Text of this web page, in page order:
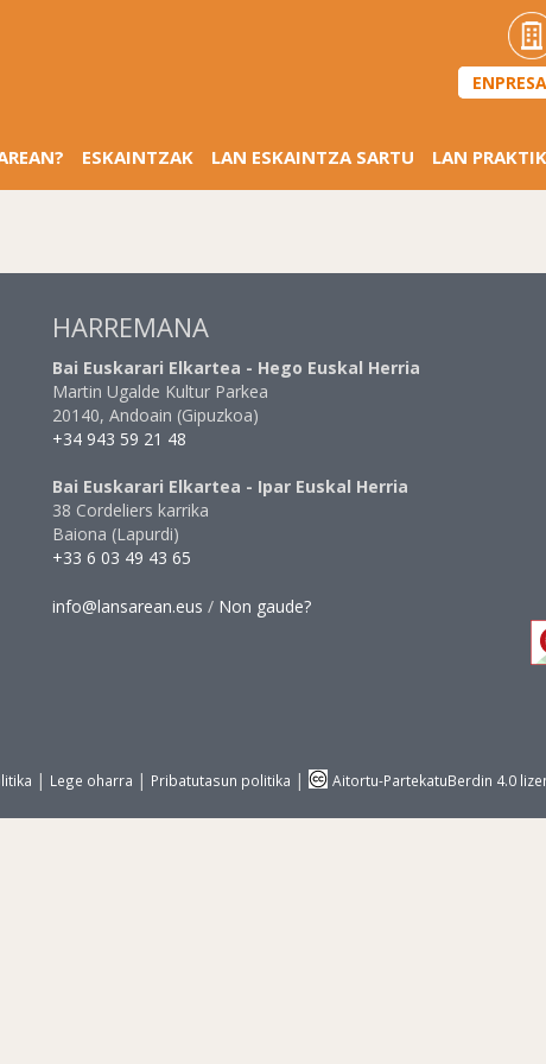
ESKAINTZAK LAN ESKAINTZA SARTU LAN
HARREMANA
Bai Euskarari Elkartea - Hego Euskal Herria
Martin Ugalde Kultur Parkea
20140, Andoain (Gipuzkoa)
+34 943 59 21 48
Bai Euskarari Elkartea - Ipar Euskal Herria
38 Cordeliers karrika
Baiona (Lapurdi)
+33 6 03 49 43 65
info@lansarean.eus / Non gaude?
| Lege oharra | Pribatutasun politika | Aitortu-PartekatuBerdin 4.0